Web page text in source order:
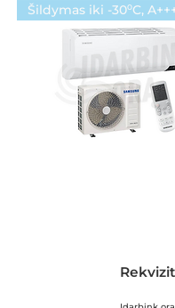
Šildymas iki -30⁰C,